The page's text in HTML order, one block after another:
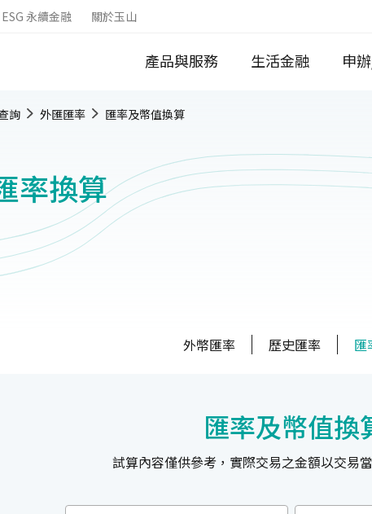
ESG 永續金融 關於玉山
產品與服務 生活金融 申
率換算
詢 外匯匯率 匯率及幣值換算
外幣匯率 歷史匯率 匯
匯率及幣值換
試算內容僅供參考，實際交易之金額以交易